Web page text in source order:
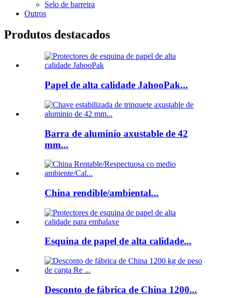
Selo de barreira
Outros
Produtos destacados
Papel de alta calidade JahooPak...
Barra de aluminio axustable de 42
mm...
China rendible/ambiental...
Esquina de papel de alta calidade...
Desconto de fábrica de China 1200...